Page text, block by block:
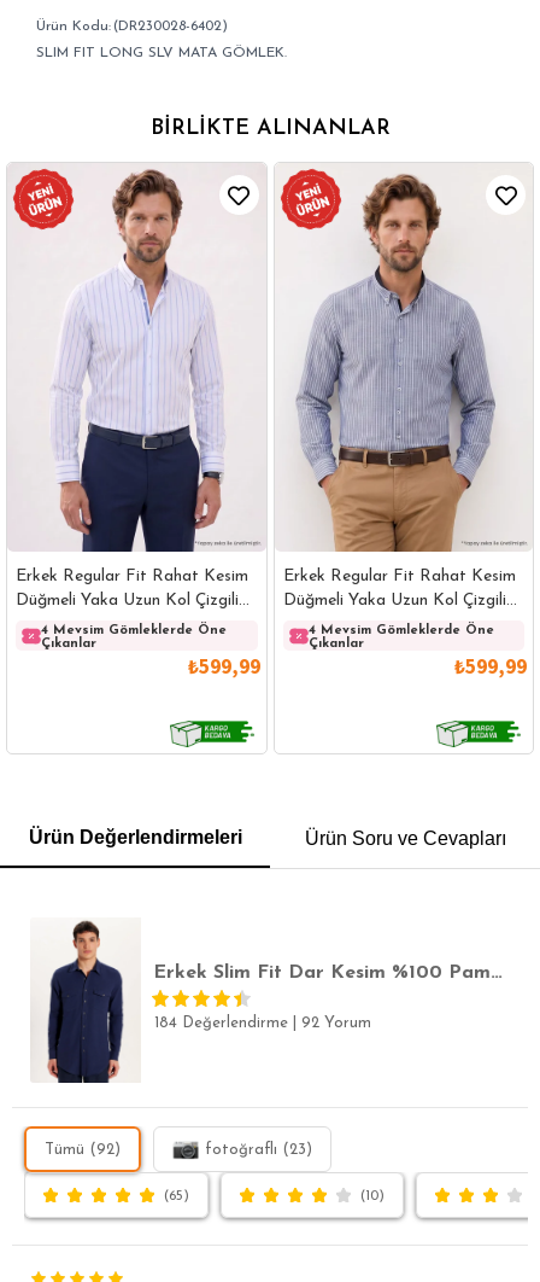
(DR230028-6402)
SLIM FIT LONG SLV MATA GÖMLEK.
BIRLIKTE ALINANLAR
Erkek Regular Fit Rahat Kesim
Düğmeli Yaka Uzun Kol Çizgili
Pamuklu Beyaz Gömlek
4 Mevsim Gömleklerde Öne
Çıkanlar
₺599,99
Erkek Regular Fit Rahat Kesim
Düğmeli Yaka Uzun Kol Çizgili
Pamuklu Lacivert Gömlek
4 Mevsim Gömleklerde Öne
Çıkanlar
₺599,99
POLO YAKA T-SHIRT KEMER BOXER
Ürün Değerlendirmeleri Ürün Soru ve Cevapları
Erkek Slim Fit Dar Kesim %100 Pamuk Keten Doku Çift Cep Spor Yaka Lacivert Gömlek
184 Değerlendirme 92 Yorum
Tümü (92) fotoğraflı (23)
(65) (10)